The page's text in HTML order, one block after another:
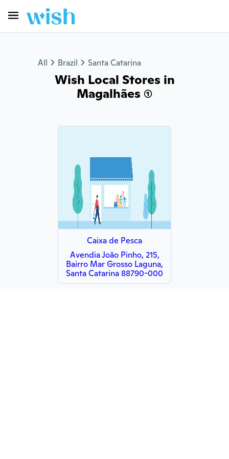
All Brazil Santa Catarina
Wish Local Stores in
Magalhães (1)
Caixa de Pesca
Avendia João Pinho, 215,
Bairro Mar Grosso Laguna,
Santa Catarina 88790-000